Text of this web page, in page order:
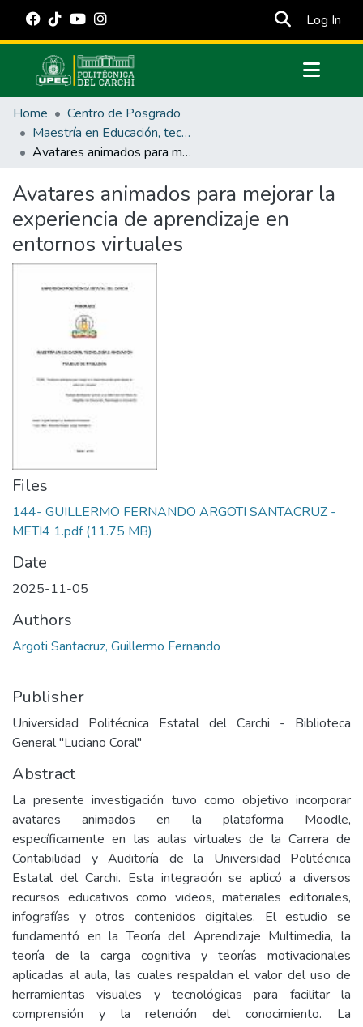
Log In
Communities & Collections
All of DSpace
Statistics
Estadísticas Externas
Manuales
Home
Centro de Posgrado
Maestría en Educación, tecnología e innovación.
Avatares animados para mejorar la experiencia de aprendizaje en entornos virtuales
Avatares animados para mejorar la
experiencia de aprendizaje en
entornos virtuales
Files
144- GUILLERMO FERNANDO ARGOTI SANTACRUZ -
METI4 1.pdf(11.75 MB)
Date
2025-11-05
Authors
Argoti Santacruz, Guillermo Fernando
Publisher
Universidad Politécnica Estatal del Carchi - Biblioteca
General "Luciano Coral"
Abstract
La presente investigación tuvo como objetivo incorporar
avatares animados en la plataforma Moodle,
específicamente en las aulas virtuales de la Carrera de
Contabilidad y Auditoría de la Universidad Politécnica
Estatal del Carchi. Esta integración se aplicó a diversos
recursos educativos como videos, materiales editoriales,
infografías y otros contenidos digitales. El estudio se
fundamentó en la Teoría del Aprendizaje Multimedia, la
teoría de la carga cognitiva y teorías motivacionales
aplicadas al aula, las cuales respaldan el valor del uso de
herramientas visuales y tecnológicas para facilitar la
comprensión y la retención del conocimiento. La